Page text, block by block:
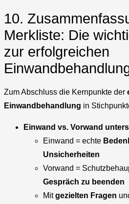
10.
Merkliste: Die
zur erfolgreichen
Zum Abschluss die Kernpunkte der
Einwandbehandlung in
Einwand vs. Vorwand
Einwand = echte
Unsicherheiten
Vorwand =
Gespräch zu beenden
Mitgezielten Fragen